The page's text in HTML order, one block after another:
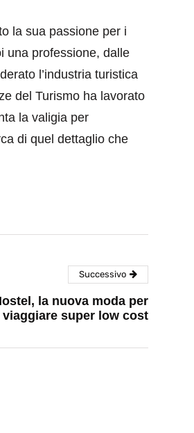
la sua passione per i
una professione, dalle
l’industria turistica
del Turismo ha lavorato
la valigia per
di quel dettaglio che
Successivo
la nuova moda per
viaggiare super low cost